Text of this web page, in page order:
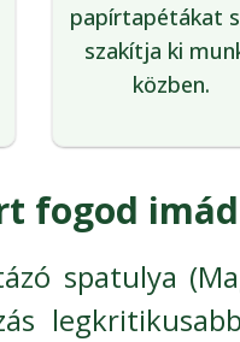
papírtapétákat
szakítja ki
közben.
fogod
spatulya